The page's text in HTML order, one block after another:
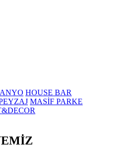
HOUSE BAR
MASİF PARKE